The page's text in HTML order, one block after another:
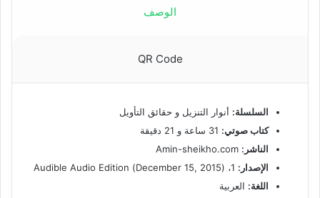
الوصف
QR Code
السلسلة: أنوار التنزيل و حقائق التأويل
كتاب صوتي:
الناشر:
الإصدار:
اللغة: العربية